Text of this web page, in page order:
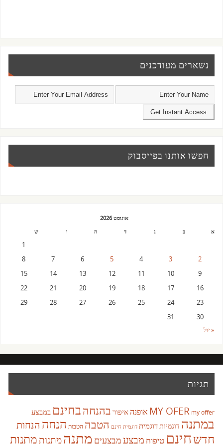
נשארים מעודכנים
חפשו אותנו בפייסבוק
אוגוסט 2026
א
ב ג ד ה ו ש
1
2
3
4
5
6
7
8
9
10
11
12
13
14
15
16
17
18
19
20
21
22
23
24
25
26
27
28
29
30
31
« יול
תגיות
MY OFER my offer אופנהאיפור בהנחהבחינם במבצע
במתנה דוגמיותדוגמית דוגמית חינם הטבה הטבות הנחה הנחות
חדשחינם טיפוח מבצעמבצעים מתנהמתנותמתנות